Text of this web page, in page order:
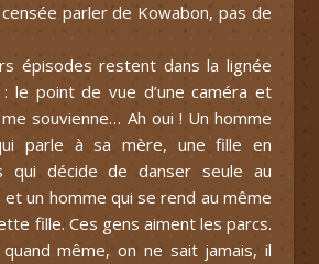
censée parler de Kowabon, pas de
épisodes restent dans la lignée
le point de vue d’une caméra et
souvienne… Ah oui ! Un homme
parle à sa mère, une fille en
qui décide de danser seule au
et un homme qui se rend au même
fille. Ces gens aiment les parcs.
même, on ne sait jamais, il